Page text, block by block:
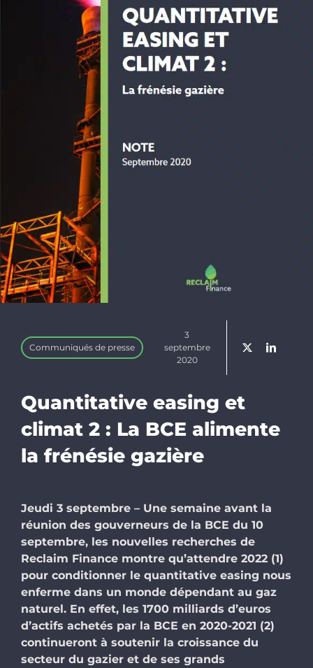
Communiqués de presse
3
septembre
2020
Quantitative easing et
climat 2 : La BCE alimente
la frénésie gazière
Jeudi 3 septembre – Une semaine avant la
réunion des gouverneurs de la BCE du 10
septembre, les nouvelles recherches de
Reclaim Finance montre qu’attendre 2022 (1)
pour conditionner le quantitative easing nous
enferme dans un monde dépendant au gaz
naturel. En effet, les 1700 milliards d’euros
d’actifs achetés par la BCE en 2020-2021 (2)
continueront à soutenir la croissance du
secteur du gazier et de ses grands